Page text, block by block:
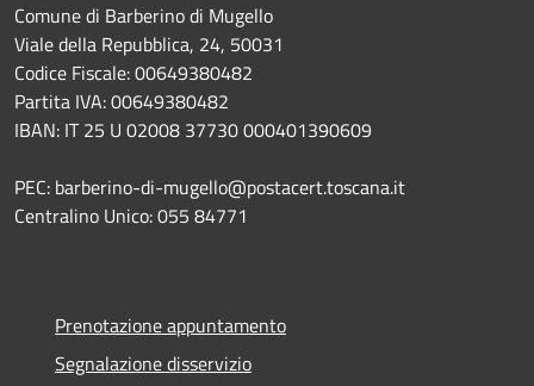
Comune di Barberino di Mugello
Viale della Repubblica, 24, 50031
Codice Fiscale: 00649380482
Partita IVA: 00649380482
IBAN: IT 25 U 02008 37730 000401390609
PEC: barberino-di-mugello@postacert.toscana.it
Centralino Unico: 055 84771
Prenotazione appuntamento
Segnalazione disservizio